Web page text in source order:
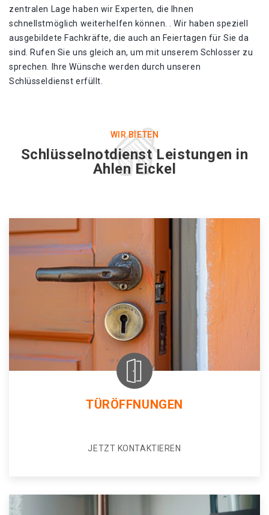
zentralen Lage haben wir Experten, die Ihnen
schnellstmöglich weiterhelfen können. . Wir haben speziell
ausgebildete Fachkräfte, die auch an Feiertagen für Sie da
sind. Rufen Sie uns gleich an, um mit unserem Schlosser zu
sprechen. Ihre Wünsche werden durch unseren
Schlüsseldienst erfüllt.
WIR BIETEN
Schlüsselnotdienst Leistungen in
Ahlen Eickel
TÜRÖFFNUNGEN
JETZT KONTAKTIEREN